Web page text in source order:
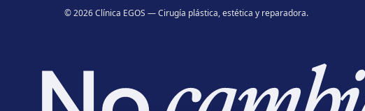
©2026Clínica EGOS — Cirugía plástica, estética y reparadora.